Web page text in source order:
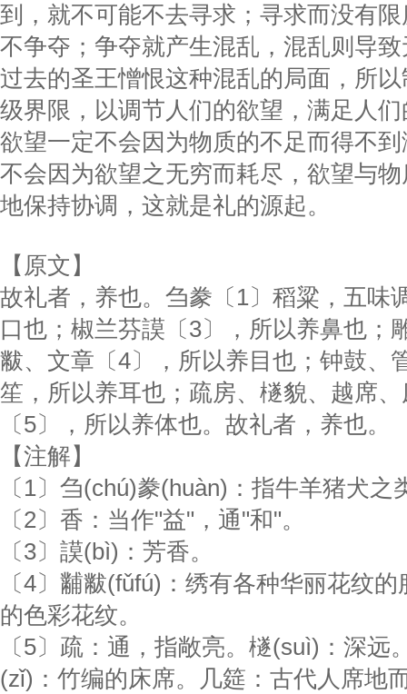
到，就不可能不去寻求；寻求而没有
不争夺；争夺就产生混乱，混乱则导
过去的圣王憎恨这种混乱的局面，所
级界限，以调节人们的欲望，满足人
欲望一定不会因为物质的不足而得不
不会因为欲望之无穷而耗尽，欲望与
地保持协调，这就是礼的源起。
【原文】
故礼者，养也。刍豢〔1〕稻粱，五味
口也；椒兰芬謨〔3〕，所以养鼻也；
黻、文章〔4〕，所以养目也；钟鼓、
笙，所以养耳也；疏房、檖貌、越席
〔5〕，所以养体也。故礼者，养也。
【注解】
〔1〕刍(chú)豢(huàn)：指牛羊猪犬之
〔2〕香：当作"益"，通"和"。
〔3〕謨(bì)：芳香。
〔4〕黼黻(fǔfú)：绣有各种华丽花纹
的色彩花纹。
〔5〕疏：通，指敞亮。檖(suì)：深远
(zǐ)：竹编的床席。几筵：古代人席地